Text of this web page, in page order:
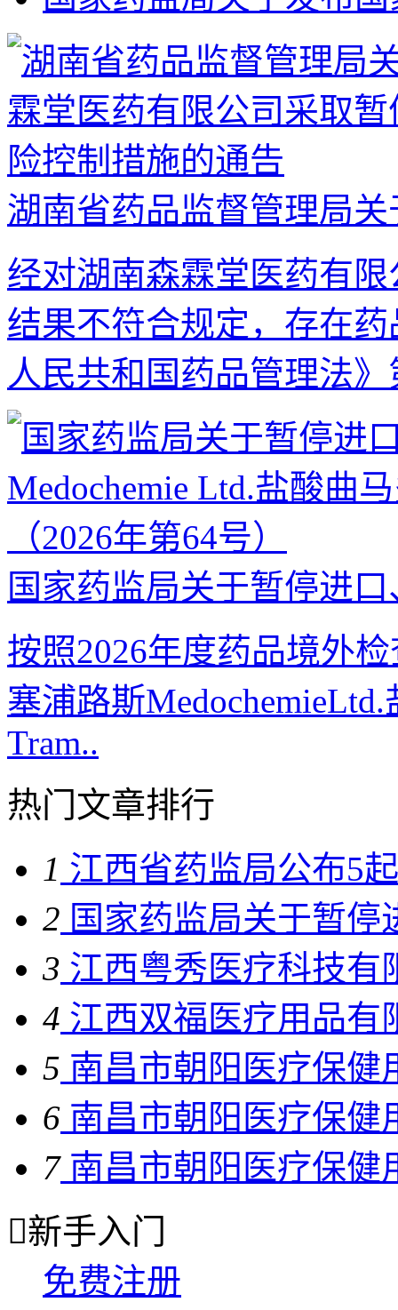
湖南省药品监督管理局关
经对湖南森霖堂医药有
结果不符合规定，存在
人民共和国药品管理法》
国家药监局关于暂停进口
按照2026年度药品境外
塞浦路斯
Tram..
热门文章排行
1 江西省药监局公布5
2 国家药监局关于暂
3 江西粤秀医疗科技有
4 江西双福医疗用品有
5 南昌市朝阳医疗保健
6 南昌市朝阳医疗保健
7南昌市朝阳医疗保健
新手入门
免费注册